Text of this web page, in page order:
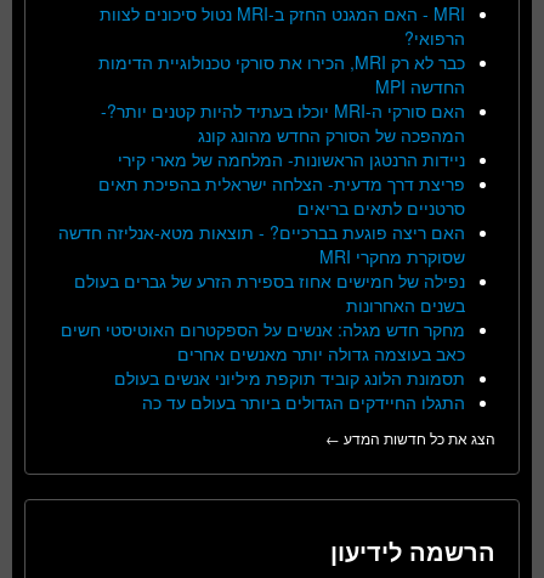
MRI - האם המגנט החזק ב-MRI נטול סיכונים לצוות
הרפואי?
כבר לא רק MRI, הכירו את סורקי טכנולוגיית הדימות
החדשה MPI
האם סורקי ה-MRI יוכלו בעתיד להיות קטנים יותר?-
המהפכה של הסורק החדש מהונג קונג
ניידות הרנטגן הראשונות- המלחמה של מארי קירי
פריצת דרך מדעית- הצלחה ישראלית בהפיכת תאים
סרטניים לתאים בריאים
האם ריצה פוגעת בברכיים? - תוצאות מטא-אנליזה חדשה
שסוקרת מחקרי MRI
נפילה של חמישים אחוז בספירת הזרע של גברים בעולם
בשנים האחרונות
מחקר חדש מגלה: אנשים על הספקטרום האוטיסטי חשים
כאב בעוצמה גדולה יותר מאנשים אחרים
תסמונת הלונג קוביד תוקפת מיליוני אנשים בעולם
התגלו החיידקים הגדולים ביותר בעולם עד כה
הצג את כל חדשות המדע ←
הרשמה לידיעון